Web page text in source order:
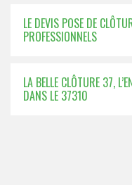
LE DEVIS POSE DE
PROFESSIONNELS
LA BELLE CLÔTURE 37,
DANS LE 37310